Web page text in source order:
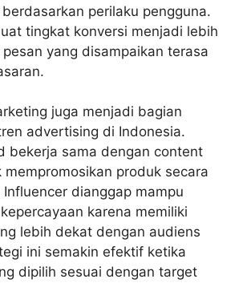
perilaku pengguna.
tingkat konversi menjadi lebih
yang disampaikan terasa
juga menjadi bagian
advertising di Indonesia.
bekerja sama dengan content
mempromosikan produk secara
dianggap mampu
karena memiliki
lebih dekat dengan audiens
ini semakin efektif ketika
dipilih sesuai dengan target